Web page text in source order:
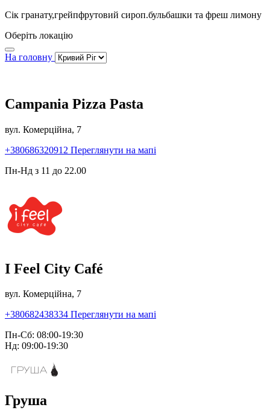
Сік гранату,грейпфрутовий сироп.бульбашки та фреш лимону
Оберіть локацію
На головну
Campania Pizza Pasta
вул. Комерційна, 7
+380686320912 Переглянути на мапі
Пн-Нд з 11 до 22.00
I Feel City Café
вул. Комерційна, 7
+380682438334 Переглянути на мапі
Пн-Сб: 08:00-19:30
Нд: 09:00-19:30
Груша